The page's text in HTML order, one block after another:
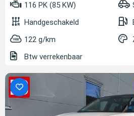
116 PK (85 KW)
Handgeschakeld
122 g/km
Btw verrekenbaar